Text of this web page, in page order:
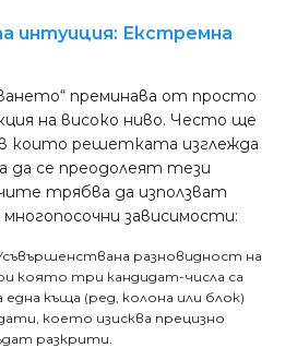
интуиция: Екстремна
преминава от просто
на високо ниво. Често ще
които решетката изглежда
да се преодолеят тези
трябва да използват
зависимости:
разновидност на
която три кандидат-числа са
къща (ред, колона или блок)
което изисква прецизно
разкрити.